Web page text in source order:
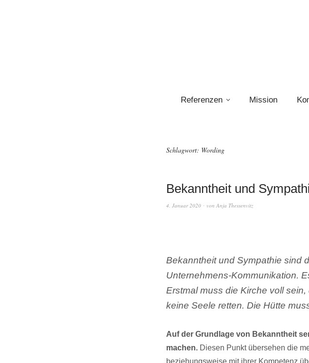
Referenzen Mission
Schlagwort: Wording
Bekanntheit und
4. Januar 2020 von Anja Thessenvitz
Bekanntheit und Sympathie sind
Unternehmens-Kommunikation.
Erstmal muss die Kirche voll
keine Seele retten. Die Hütte
Auf der Grundlage von Bekanntheit
machen. Diesen Punkt übersehen die
beziehungsweise mit ihrer Kompetenz